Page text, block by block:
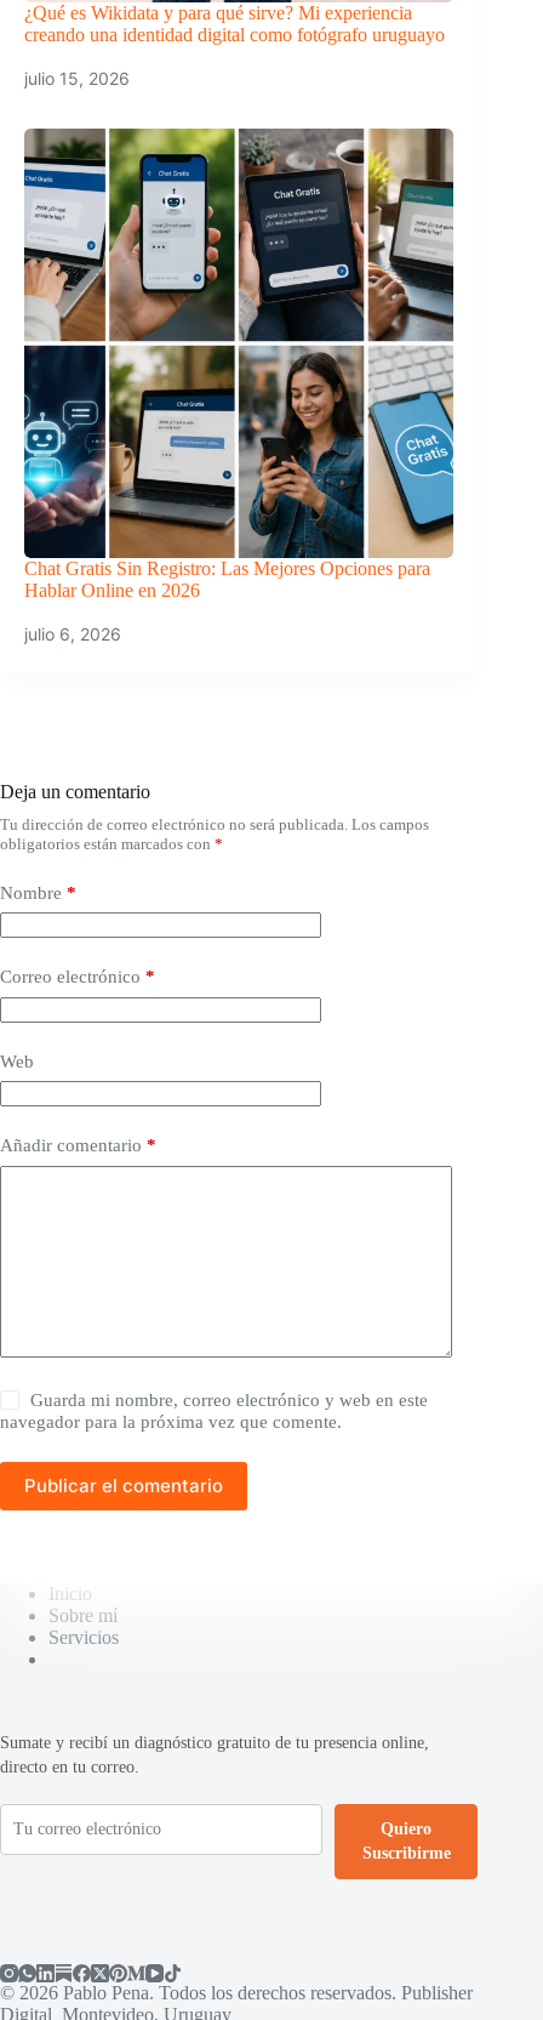
¿Qué es Wikidata y para qué sirve? Mi experiencia
creando una identidad digital como fotógrafo uruguayo
julio 15, 2026
Chat Gratis Sin Registro: Las Mejores Opciones para
Hablar Online en 2026
julio 6, 2026
Deja un comentario
Tu dirección de correo electrónico no será publicada. Los campos
obligatorios están marcados con *
Nombre *
Correo electrónico *
Web
Añadir comentario *
Guarda mi nombre, correo electrónico y web en este
navegador para la próxima vez que comente.
Publicar el comentario
Inicio
Sobre mí
Servicios
Sumate y recibí un diagnóstico gratuito de tu presencia online,
directo en tu correo.
Quiero
Suscribirme
© 2026 Pablo Pena. Todos los derechos reservados. Publisher
Digital Montevideo, Uruguay